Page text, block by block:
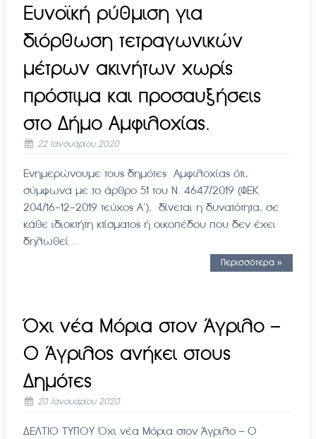
Ευνοϊκή ρύθμιση για
διόρθωση τετραγωνικών
μέτρων ακινήτων χωρίς
πρόστιμα και προσαυξήσεις
στο Δήμο Αμφιλοχίας.
22 Ιανουαρίου 2020
Ενημερώνουμε τους δημότες Αμφιλοχίας ότι,
σύμφωνα με το άρθρο 51 του Ν. 4647/2019 (ΦΕΚ
204/16-12-2019 τεύχος Α’), δίνεται η δυνατότητα, σε
κάθε ιδιοκτήτη κτίσματος ή οικοπέδου που δεν έχει
δηλωθεί…
Περισσότερα »
Όχι νέα Μόρια στον Άγριλο –
Ο Άγριλος ανήκει στους
Δημότες
20 Ιανουαρίου 2020
ΔΕΛΤΙΟ ΤΥΠΟΥ Όχι νέα Μόρια στον Άγριλο – Ο